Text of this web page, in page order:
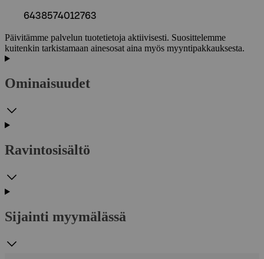
6438574012763
Päivitämme palvelun tuotetietoja aktiivisesti. Suosittelemme
kuitenkin tarkistamaan ainesosat aina myös myyntipakkauksesta.
Ominaisuudet
Ravintosisältö
Sijainti myymälässä